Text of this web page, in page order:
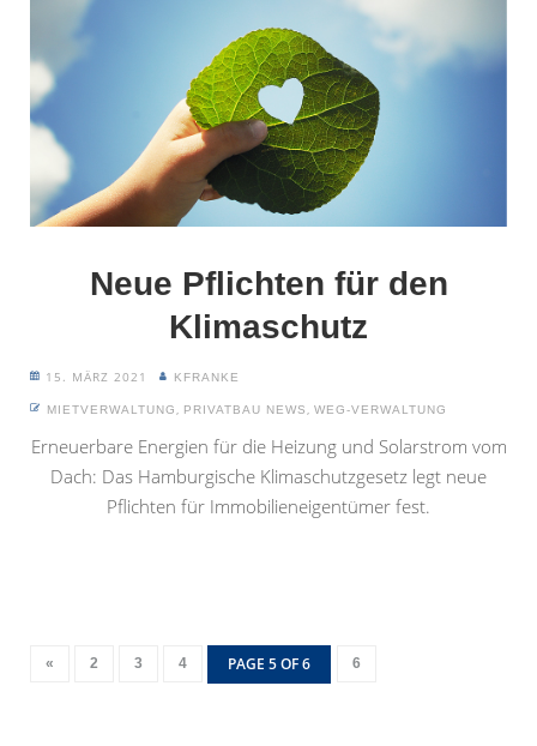
Neue Pflichten für den
Klimaschutz
15. MÄRZ 2021 KFRANKE
MIETVERWALTUNG, PRIVATBAU NEWS, WEG-VERWALTUNG
Erneuerbare Energien für die Heizung und Solarstrom vom
Dach: Das Hamburgische Klimaschutzgesetz legt neue
Pflichten für Immobilieneigentümer fest.
« 2 3 4 PAGE 5 OF 6 6